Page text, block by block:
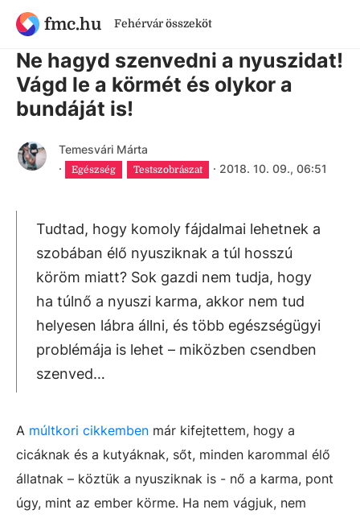
fmc.hu Fehérvár összeköt
7 évnél régebbi cikk
Ne hagyd szenvedni a nyuszidat!
Vágd le a körmét és olykor a
bundáját is!
Temesvári Márta
·
Egészség Testszobrászat · 2018. 10. 09., 06:51
Tudtad, hogy komoly fájdalmai lehetnek a
szobában élő nyusziknak a túl hosszú
köröm miatt? Sok gazdi nem tudja, hogy
ha túlnő a nyuszi karma, akkor nem tud
helyesen lábra állni, és több egészségügyi
problémája is lehet – miközben csendben
szenved…
A múltkori cikkemben már kifejtettem, hogy a
cicáknak és a kutyáknak, sőt, minden karommal élő
állatnak – köztük a nyusziknak is - nő a karma, pont
úgy, mint az ember körme. Ha nem vágjuk, nem